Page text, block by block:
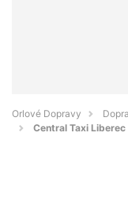
Orlové Dopravy
Central Taxi Liberec